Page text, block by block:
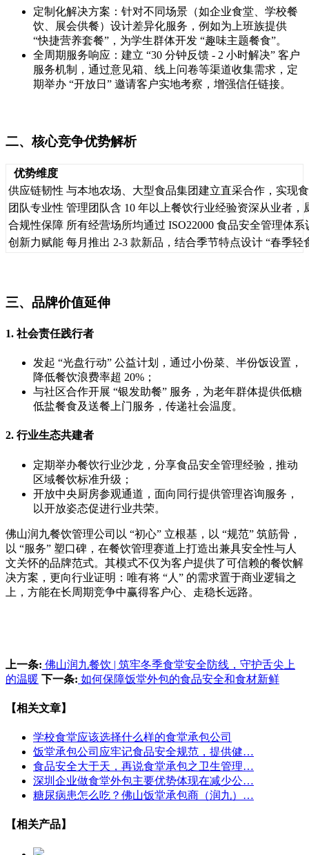
定制化解决方案：针对不同场景（如企业食堂、学校餐
饮、展会供餐）设计差异化服务，例如为上班族提供
“快捷营养套餐”，为学生群体开发 “趣味主题餐食”。
全周期服务响应：建立 “30 分钟反馈 - 2 小时解决” 客户
服务机制，通过意见箱、线上问卷等渠道收集需求，定
期举办 “开放日” 邀请客户实地考察，增强信任链接。
二、核心竞争优势解析
优势维度
供应链韧性 与本地农场、大型食品集团建立直采合作，实现
团队专业性 管理团队含 10 年以上餐饮行业经验资深从业者
合规性保障 所有经营场所均通过 ISO22000 食品安全管理体
创新力赋能 每月推出 2-3 款新品，结合季节特点设计 “春季
三、品牌价值延伸
1. 社会责任践行者
发起 “光盘行动” 公益计划，通过小份菜、半份饭设置，
降低餐饮浪费率超 20%；
与社区合作开展 “银发助餐” 服务，为老年群体提供低糖
低盐餐食及送餐上门服务，传递社会温度。
2. 行业生态共建者
定期举办餐饮行业沙龙，分享食品安全管理经验，推动
区域餐饮标准升级；
开放中央厨房参观通道，面向同行提供管理咨询服务，
以开放姿态促进行业共荣。
佛山润九餐饮管理公司以 “初心” 立根基，以 “规范” 筑筋骨，
以 “服务” 塑口碑，在餐饮管理赛道上打造出兼具安全性与人
文关怀的品牌范式。其模式不仅为客户提供了可信赖的餐饮解
决方案，更向行业证明：唯有将 “人” 的需求置于商业逻辑之
上，方能在长周期竞争中赢得客户心、走稳长远路。
上一条: 佛山润九餐饮 | 筑牢冬季食堂安全防线，守护舌尖上
的温暖 下一条: 如何保障饭堂外包的食品安全和食材新鲜
【相关文章】
学校食堂应该选择什么样的食堂承包公司
饭堂承包公司应牢记食品安全规范，提供健…
食品安全大于天，再说食堂承包之卫生管理…
深圳企业做食堂外包主要优势体现在减少公…
糖尿病患怎么吃？佛山饭堂承包商（润九）…
【相关产品】